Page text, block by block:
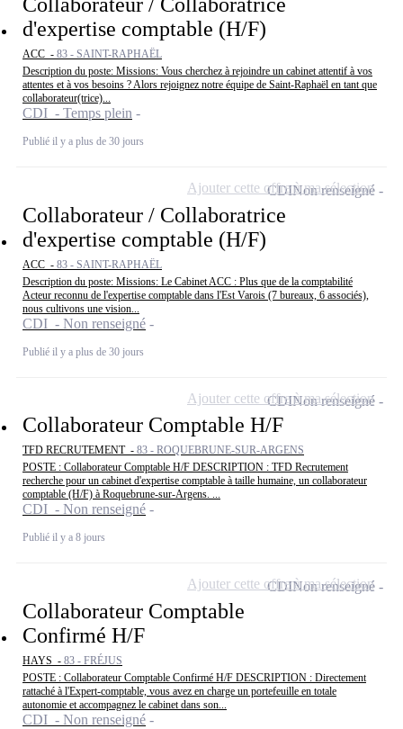
d'expertise comptable (H/F)
ACC - 83 - SAINT-RAPHAËL
Description du poste: Missions: Vous cherchez à rejoindre un cabinet attentif à vos
attentes et à vos besoins ? Alors rejoignez notre équipe de Saint-Raphaël en tant que
collaborateur(trice)...
CDI - Temps plein
Publié il y a plus de 30 jours
Collaborateur / Collaboratrice
d'expertise comptable (H/F)
ACC - 83 - SAINT-RAPHAËL
Description du poste: Missions: Le Cabinet ACC : Plus que de la comptabilité
Acteur reconnu de l'expertise comptable dans l'Est Varois (7 bureaux, 6 associés),
nous cultivons une vision...
CDI - Non renseigné
Publié il y a plus de 30 jours
CDINon renseigné
Ajouter cette offre à ma sélection
Collaborateur Comptable H/F
TFD RECRUTEMENT - 83 - ROQUEBRUNE-SUR-ARGENS
POSTE : Collaborateur Comptable H/F DESCRIPTION : TFD Recrutement
recherche pour un cabinet d'expertise comptable à taille humaine, un collaborateur
comptable (H/F) à Roquebrune-sur-Argens. ...
CDI - Non renseigné
Publié il y a 8 jours
CDINon renseigné
Ajouter cette offre à ma sélection
Collaborateur Comptable
Confirmé H/F
HAYS - 83 - FRÉJUS
POSTE : Collaborateur Comptable Confirmé H/F DESCRIPTION : Directement
rattaché à l'Expert-comptable, vous avez en charge un portefeuille en totale
autonomie et accompagnez le cabinet dans son...
CDI - Non renseigné
CDINon renseigné
Ajouter cette offre à ma sélection